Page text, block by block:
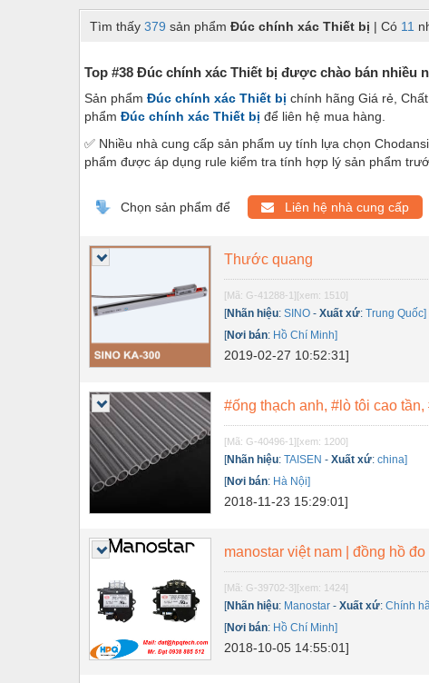
Điện công nghiệp
Điện gia dụng
Điện Lạnh
Đóng tàu Thiết bị
Đúc chính xác Thiết bị
Dụng cụ cầm tay
Dụng cụ điện
Dụng cụ đo
Hàn cắt - Thiết bị
Hóa chất-Trang thiết bị
Kệ công nghiệp
Khí nén - Thiết bị
Khuôn mẫu - Phụ tùng
Máy công cụ - Phụ tùng
Mỏ - Trang thiết bị
Mô tơ - Hộp số
Môi trường - Thiết bị
Tìm thấy 379 sản phẩm Đúc chính xác Thiết bị | Có 11
Top #38 Đúc chính xác Thiết bị được chào bán nhiều
Sản phẩm Đúc chính xác Thiết bị chính hãng Giá rẻ,
phẩm Đúc chính xác Thiết bị để liên hệ mua hàng.
✅ Nhiều nhà cung cấp sản phẩm uy tính lựa chọn
phẩm được áp dụng rule kiểm tra tính hợp lý sản phẩm
Chọn sản phẩm để Liên hệ nhà cung cấp
Thước quang
[Mã: G-41288-1][xem: 1510]
[Nhãn hiệu:SINO -Xuất xứ:Trung Quốc]
[Nơi bán: Hồ Chí Minh]
2019-02-27 10:52:31]
#ống thạch anh, #lò tôi cao
[Mã: G-40496-1][xem: 1200]
[Nhãn hiệu:TAISEN -Xuất xứ:china]
[Nơi bán: Hà Nội]
2018-11-23 15:29:01]
manostar việt nam | đồng hồ
[Mã: G-39702-3][xem: 1424]
[Nhãn hiệu: Manostar -Xuất xứ:Chính
[Nơi bán: Hồ Chí Minh]
2018-10-05 14:55:01]